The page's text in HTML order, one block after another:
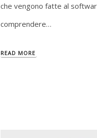
che vengono fatte al
comprendere…
READ MORE